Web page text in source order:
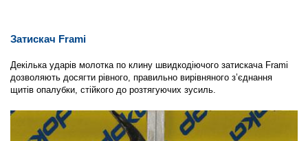
Затискач Frami
Декілька ударів молотка по клину швидкодіючого затискача Frami
дозволяють досягти рівного, правильно вирівняного з’єднання
щитів опалубки, стійкого до розтягуючих зусиль.